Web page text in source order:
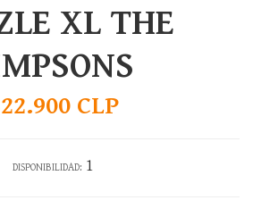
XL THE
CLP
DISPONIBILIDAD: 1